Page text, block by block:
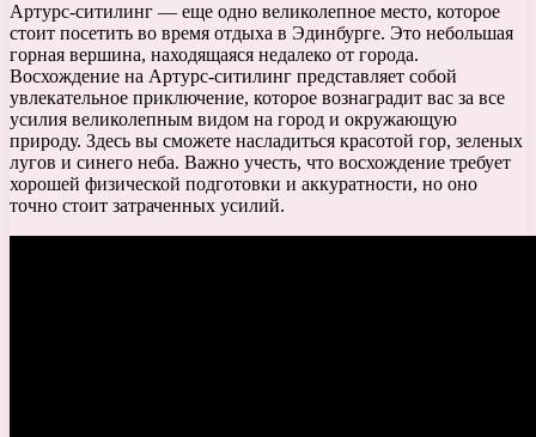
Артурс-ситилинг — еще одно великолепное место, которое
стоит посетить во время отдыха в Эдинбурге. Это небольшая
горная вершина, находящаяся недалеко от города.
Восхождение на Артурс-ситилинг представляет собой
увлекательное приключение, которое вознаградит вас за все
усилия великолепным видом на город и окружающую
природу. Здесь вы сможете насладиться красотой гор, зеленых
лугов и синего неба. Важно учесть, что восхождение требует
хорошей физической подготовки и аккуратности, но оно
точно стоит затраченных усилий.